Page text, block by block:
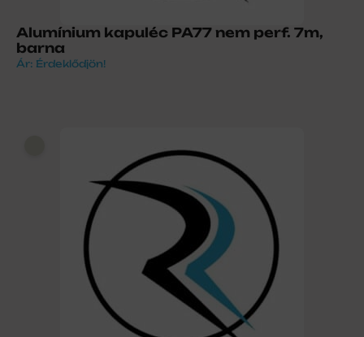
Alumínium kapuléc PA77 nem perf. 7m,
barna
Ár: Érdeklődjön!